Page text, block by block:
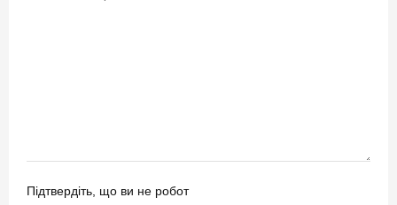
Підтвердіть, що ви не робот